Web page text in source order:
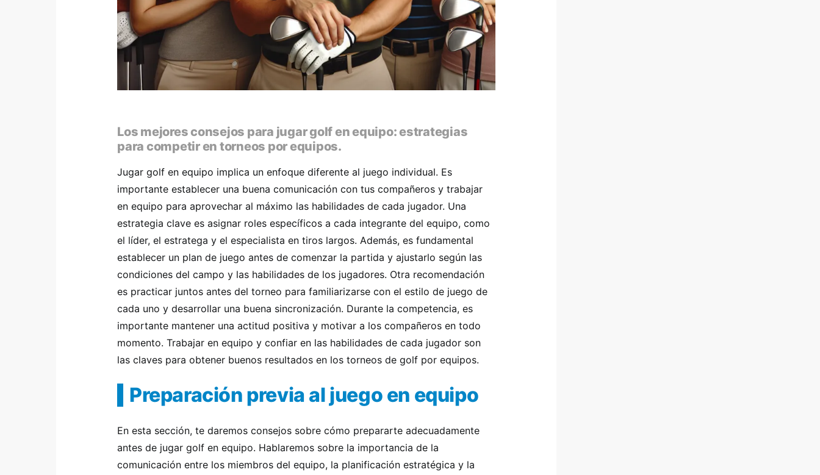
Los mejores consejos para jugar golf en equipo: estrategias
para competir en torneos por equipos.
Jugar golf en equipo implica un enfoque diferente al juego individual. Es
importante establecer una buena comunicación con tus compañeros y trabajar
en equipo para aprovechar al máximo las habilidades de cada jugador. Una
estrategia clave es asignar roles específicos a cada integrante del equipo, como
el líder, el estratega y el especialista en tiros largos. Además, es fundamental
establecer un plan de juego antes de comenzar la partida y ajustarlo según las
condiciones del campo y las habilidades de los jugadores. Otra recomendación
es practicar juntos antes del torneo para familiarizarse con el estilo de juego de
cada uno y desarrollar una buena sincronización. Durante la competencia, es
importante mantener una actitud positiva y motivar a los compañeros en todo
momento. Trabajar en equipo y confiar en las habilidades de cada jugador son
las claves para obtener buenos resultados en los torneos de golf por equipos.
Preparación previa al juego en equipo
En esta sección, te daremos consejos sobre cómo prepararte adecuadamente
antes de jugar golf en equipo. Hablaremos sobre la importancia de la
comunicación entre los miembros del equipo, la planificación estratégica y la